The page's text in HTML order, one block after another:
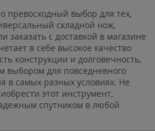
превосходный выбор для тех,
складной нож,
заказать с доставкой в магазине
в себе высокое качество
конструкции и долговечность,
выбором для повседневного
в самых разных условиях. Не
этот инструмент,
спутником в любой